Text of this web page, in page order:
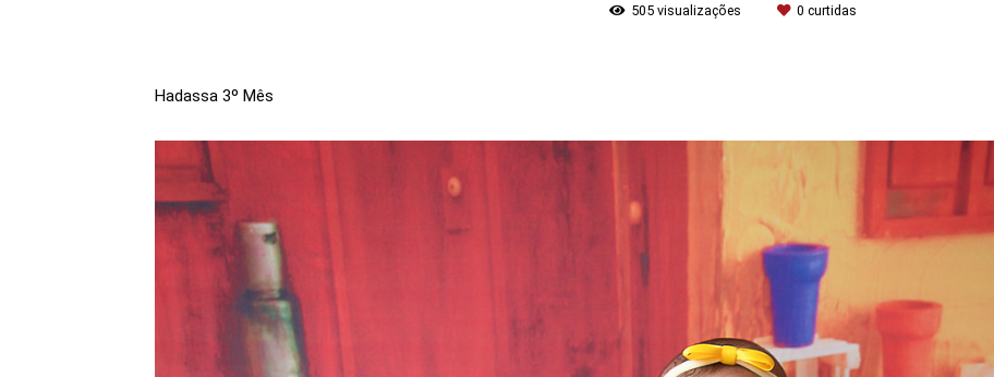
505visualizações 0 curtidas
Hadassa 3º Mês